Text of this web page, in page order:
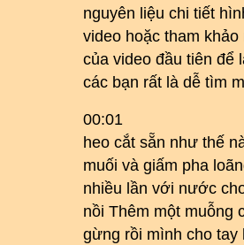
nguyên liệu chi tiết
video hoặc tham
của video đầu tiên để
các bạn rất là dễ tìm
00:01
heo cắt sẵn như thế
muối và giấm pha
nhiều lần với nước
nồi Thêm một muỗng
gừng rồi mình cho tay